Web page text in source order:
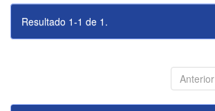
Resultado 1-1 de 1.
Anterior